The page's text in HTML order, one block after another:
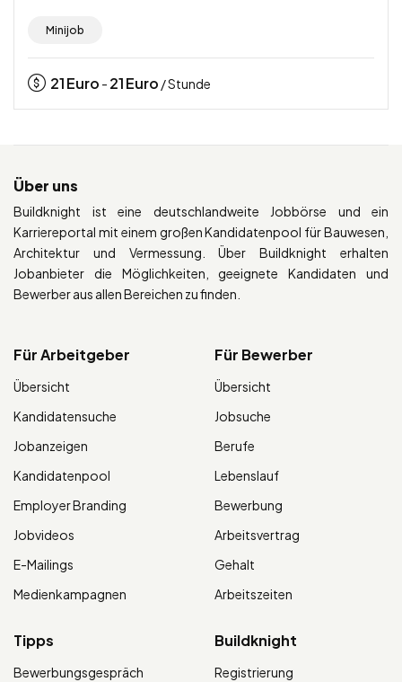
Minijob
21Euro - 21Euro / Stunde
Über uns
Buildknight ist eine deutschlandweite Jobbörse und ein
Karriereportal mit einem großen Kandidatenpool für Bauwesen,
Architektur und Vermessung. Über Buildknight erhalten
Jobanbieter die Möglichkeiten, geeignete Kandidaten und
Bewerber aus allen Bereichen zu finden.
Für Arbeitgeber
Übersicht
Kandidatensuche
Jobanzeigen
Kandidatenpool
Employer Branding
Jobvideos
E-Mailings
Medienkampagnen
Für Bewerber
Übersicht
Jobsuche
Berufe
Lebenslauf
Bewerbung
Arbeitsvertrag
Gehalt
Arbeitszeiten
Tipps
Bewerbungsgespräch
Buildknight
Registrierung